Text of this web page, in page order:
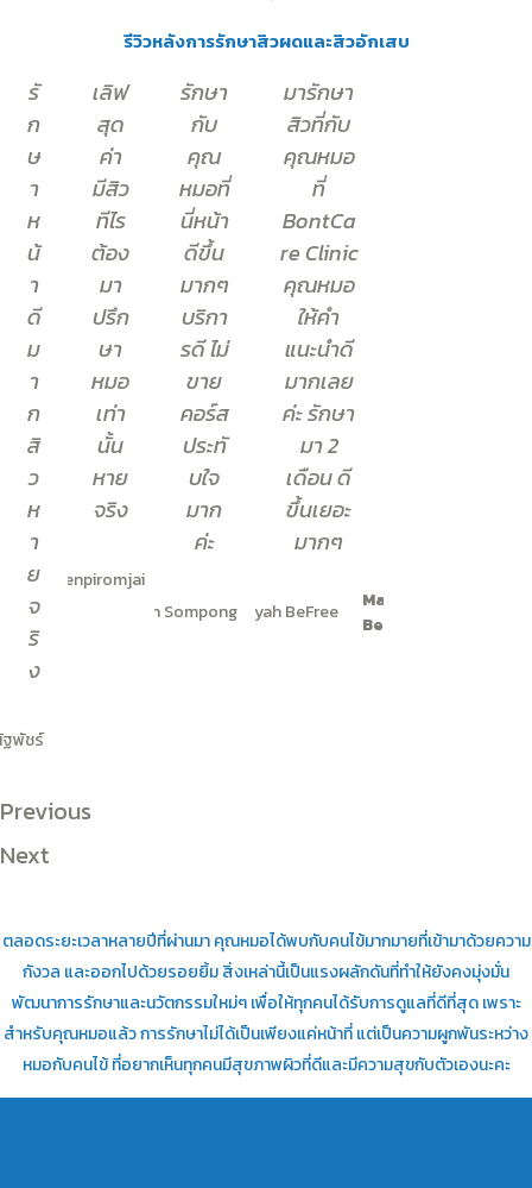
รีวิวหลังการรักษาสิวผดและสิวอักเสบ
รั
ก
ษ
า
ห
น้
า
ดี
ม
า
ก
สิ
ว
ห
า
ย
จ
ริ
ง
เลิฟ
สุด
ค่า
มีสิว
ทีไร
ต้อง
มา
ปรึก
ษา
หมอ
เท่า
นั้น
หาย
จริง
รักษา
กับ
คุณ
หมอที่
นี่หน้า
ดีขึ้น
มากๆ
บริกา
รดี ไม่
ขาย
คอร์ส
ประทั
บใจ
มาก
ค่ะ
Kamonwan
Sompong
มารักษา
สิวที่กับ
คุณหมอ
ที่
BontCa
re Clinic
คุณหมอ
ให้คำ
แนะนำดี
มากเลย
ค่ะ รักษา
มา 2
เดือน ดี
ขึ้นเยอะ
มากๆ
Mayah
BeFree
Previous
Next
ตลอดระยะเวลาหลายปีที่ผ่านมา คุณหมอได้พบกับคนไข้มากมายที่เข้ามาด้วยความ
กังวล และออกไปด้วยรอยยิ้ม สิ่งเหล่านี้เป็นแรงผลักดันที่ทำให้ยังคงมุ่งมั่น
พัฒนาการรักษาและนวัตกรรมใหม่ๆ เพื่อให้ทุกคนได้รับการดูแลที่ดีที่สุด เพราะ
สำหรับคุณหมอแล้ว การรักษาไม่ได้เป็นเพียงแค่หน้าที่ แต่เป็นความผูกพันระหว่าง
หมอกับคนไข้ ที่อยากเห็นทุกคนมีสุขภาพผิวที่ดีและมีความสุขกับตัวเองนะคะ